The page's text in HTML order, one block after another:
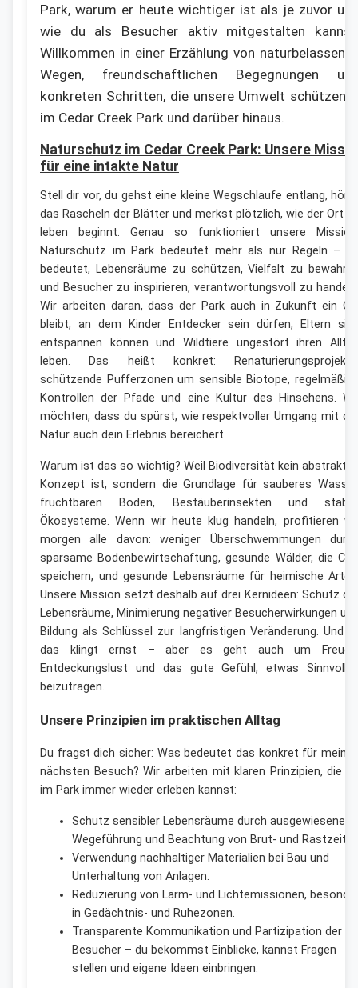
Park, warum er heute wichtiger ist als je zuvor
wie du als Besucher aktiv mitgestalten
Willkommen in einer Erzählung von
Wegen, freundschaftlichen Begegnungen
konkreten Schritten, die unsere Umwelt schützen
im Cedar Creek Park und darüber hinaus.
Naturschutz im Cedar Creek Park: Unsere
für eine intakte Natur
Stell dir vor, du gehst eine kleine Wegschlaufe entlang,
das Rascheln der Blätter und merkst plötzlich, wie der Ort
leben beginnt. Genau so funktioniert unsere
Naturschutz im Park bedeutet mehr als nur Regeln –
bedeutet, Lebensräume zu schützen, Vielfalt zu
und Besucher zu inspirieren, verantwortungsvoll zu
Wir arbeiten daran, dass der Park auch in Zukunft ein
bleibt, an dem Kinder Entdecker sein dürfen, Eltern
entspannen können und Wildtiere ungestört ihren
leben. Das heißt konkret:
schützende Pufferzonen um sensible Biotope,
Kontrollen der Pfade und eine Kultur des Hinsehens.
möchten, dass du spürst, wie respektvoller Umgang mit
Natur auch dein Erlebnis bereichert.
Warum ist das so wichtig? Weil Biodiversität kein
Konzept ist, sondern die Grundlage für sauberes
fruchtbaren Boden, Bestäuberinsekten und
Ökosysteme. Wenn wir heute klug handeln, profitieren
morgen alle davon: weniger Überschwemmungen
sparsame Bodenbewirtschaftung, gesunde Wälder, die
speichern, und gesunde Lebensräume für heimische
Unsere Mission setzt deshalb auf drei Kernideen: Schutz
Lebensräume, Minimierung negativer Besucherwirkungen
Bildung als Schlüssel zur langfristigen Veränderung. Und
das klingt ernst – aber es geht auch um
Entdeckungslust und das gute Gefühl, etwas
beizutragen.
Unsere Prinzipien im praktischen Alltag
Du fragst dich sicher: Was bedeutet das konkret für
nächsten Besuch? Wir arbeiten mit klaren Prinzipien, die
im Park immer wieder erleben kannst:
Schutz sensibler Lebensräume durch ausgewiesene
Wegeführung und Beachtung von Brut- und
Verwendung nachhaltiger Materialien bei Bau und
Unterhaltung von Anlagen.
Reduzierung von Lärm- und Lichtemissionen,
in Gedächtnis- und Ruhezonen.
Transparente Kommunikation und Partizipation der
Besucher – du bekommst Einblicke, kannst Fragen
stellen und eigene Ideen einbringen.